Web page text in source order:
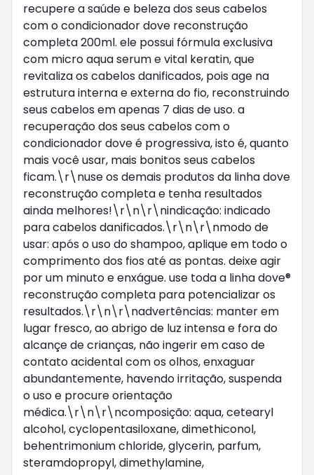
recupere a saúde e beleza dos seus cabelos
com o condicionador dove reconstrução
completa 200ml. ele possui fórmula exclusiva
com micro aqua serum e vital keratin, que
revitaliza os cabelos danificados, pois age na
estrutura interna e externa do fio, reconstruindo
seus cabelos em apenas 7 dias de uso. a
recuperação dos seus cabelos com o
condicionador dove é progressiva, isto é, quanto
mais você usar, mais bonitos seus cabelos
ficam.\r\nuse os demais produtos da linha dove
reconstrução completa e tenha resultados
ainda melhores!\r\n\r\nindicação: indicado
para cabelos danificados.\r\n\r\nmodo de
usar: após o uso do shampoo, aplique em todo o
comprimento dos fios até as pontas. deixe agir
por um minuto e enxágue. use toda a linha dove®
reconstrução completa para potencializar os
resultados.\r\n\r\nadvertências: manter em
lugar fresco, ao abrigo de luz intensa e fora do
alcançe de crianças, não ingerir em caso de
contato acidental com os olhos, enxaguar
abundantemente, havendo irritação, suspenda
o uso e procure orientação
médica.\r\n\r\ncomposição: aqua, cetearyl
alcohol, cyclopentasiloxane, dimethiconol,
behentrimonium chloride, glycerin, parfum,
steramdopropyl, dimethylamine,